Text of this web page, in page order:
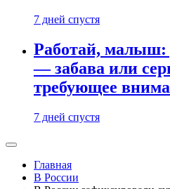
7 дней спустя
Работай, малыш:
— забава или
требующее
7 дней спустя
Главная
В России